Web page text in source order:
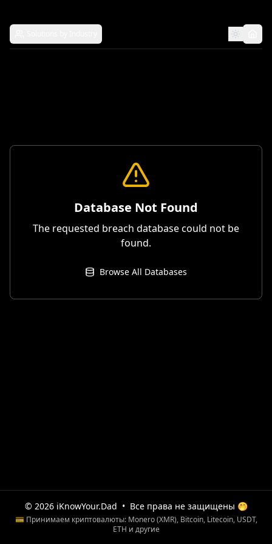
Database Not Found
The requested breach database could not be
found.
Browse All Databases
© 2026 iKnowYour.Dad • Все права не защищены 🤭
💳 Принимаем криптовалюты: Monero (XMR), Bitcoin, Litecoin, USDT,
ETH и другие